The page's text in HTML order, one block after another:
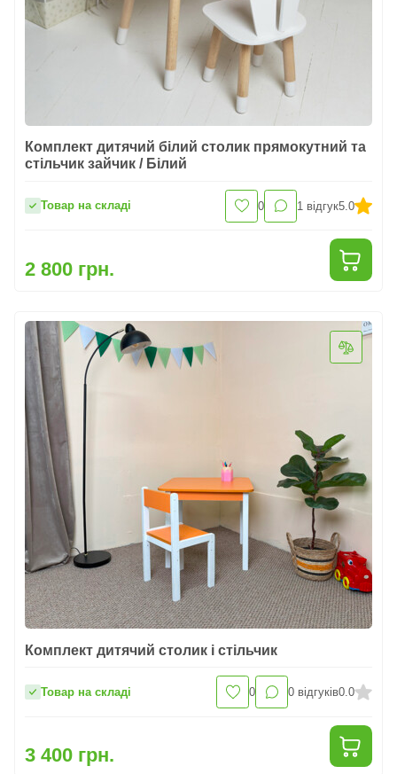
Комплект дитячий білий столик прямокутний та
стільчик зайчик / Білий
Товар на складі 0 1 відгук5.0
2 800 грн.
Комплект дитячий столик і стільчик
Товар на складі 0 0 відгуків0.0
3 400 грн.